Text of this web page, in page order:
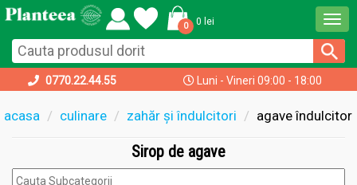
0 0 lei
0770.22.44.55 Luni - Vineri 09:00 - 18:00
acasa culinare zahăr și îndulcitori agave îndulcitor
Sirop de agave